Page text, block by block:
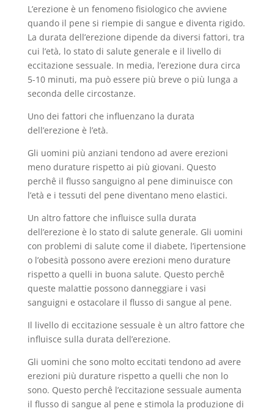
L’erezione è un fenomeno fisiologico che avviene
quando il pene si riempie di sangue e diventa rigido.
La durata dell’erezione dipende da diversi fattori, tra
cui l’età, lo stato di salute generale e il livello di
eccitazione sessuale. In media, l’erezione dura circa
5-10 minuti, ma può essere più breve o più lunga a
seconda delle circostanze.
Uno dei fattori che influenzano la durata
dell’erezione è l’età.
Gli uomini più anziani tendono ad avere erezioni
meno durature rispetto ai più giovani. Questo
perchê il flusso sanguigno al pene diminuisce con
l’età e i tessuti del pene diventano meno elastici.
Un altro fattore che influisce sulla durata
dell’erezione è lo stato di salute generale. Gli uomini
con problemi di salute come il diabete, l’ipertensione
o l’obesità possono avere erezioni meno durature
rispetto a quelli in buona salute. Questo perchê
queste malattie possono danneggiare i vasi
sanguigni e ostacolare il flusso di sangue al pene.
Il livello di eccitazione sessuale è un altro fattore che
influisce sulla durata dell’erezione.
Gli uomini che sono molto eccitati tendono ad avere
erezioni più durature rispetto a quelli che non lo
sono. Questo perchê l’eccitazione sessuale aumenta
il flusso di sangue al pene e stimola la produzione di